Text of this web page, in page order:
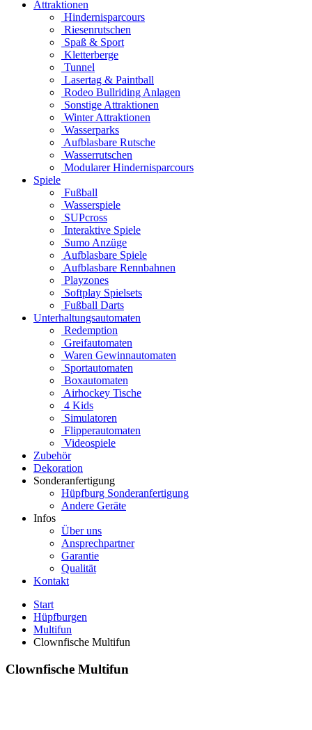
Attraktionen
Hindernisparcours
Riesenrutschen
Spaß & Sport
Kletterberge
Tunnel
Lasertag & Paintball
Rodeo Bullriding Anlagen
Sonstige Attraktionen
Winter Attraktionen
Wasserparks
Aufblasbare Rutsche
Wasserrutschen
Modularer Hindernisparcours
Spiele
Fußball
Wasserspiele
SUPcross
Interaktive Spiele
Sumo Anzüge
Aufblasbare Spiele
Aufblasbare Rennbahnen
Playzones
Softplay Spielsets
Fußball Darts
Unterhaltungsautomaten
Redemption
Greifautomaten
Waren Gewinnautomaten
Sportautomaten
Boxautomaten
Airhockey Tische
4 Kids
Simulatoren
Flipperautomaten
Videospiele
Zubehör
Dekoration
Sonderanfertigung
Hüpfburg Sonderanfertigung
Andere Geräte
Infos
Über uns
Ansprechpartner
Garantie
Qualität
Kontakt
Start
Hüpfburgen
Multifun
Clownfische Multifun
Clownfische Multifun